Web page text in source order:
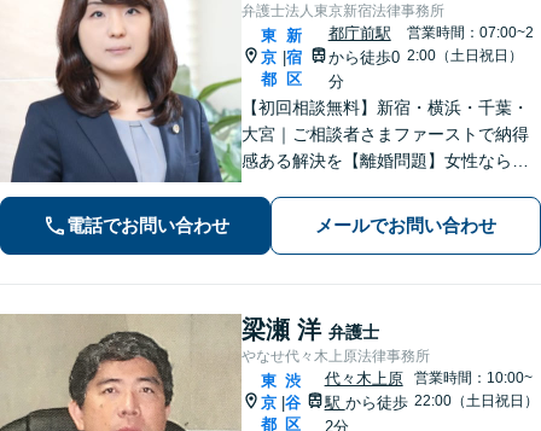
弁護士法人東京新宿法律事務所
東
京
都
|
新
宿
区
都庁前駅
から徒歩0
分
営業時間：07:00~2
2:00（土日祝日）
​​【初回相談無料】新宿・横浜・千葉・
大宮｜ご相談者さまファーストで納得
感ある解決を【離婚問題】女性ならで
らご相談ください【相続問題】事務所
相談実績1万件以上！様々な相続トラブ
電話でお問い合わせ メールでお問い合わせ
梁瀬 洋 弁護士
やなせ代々木上原法律事務所
東
京
都
渋
谷
区
代々木上原
駅 から徒歩
2分
営業時間：10:00~
22:00（土日祝日）